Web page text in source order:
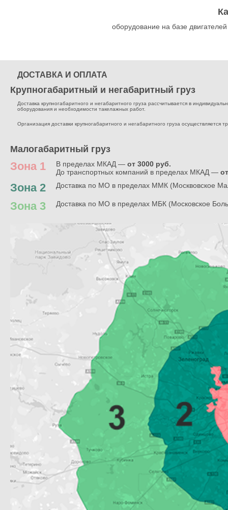
оборудование на базе
ДОСТАВКА И ОПЛАТА
Крупногабаритный и негабаритный груз
Доставка крупногабаритного и негабаритного груза рассчитывается в
оборудования и необходимости такелажных работ.
Организация доставки крупногабаритного и негабаритного груза
Малогабаритный груз
Зона 1 В пределах МКАД — от 3000 руб.
До транспортных компаний в пределах МКАД —
Зона 2 Доставка по МО в пределах ММК (Москвовское
Зона 3 Доставка по МО в пределах МБК (Московское